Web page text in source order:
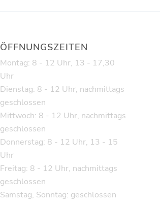
ÖFFNUNGSZEITEN
Montag: 8 - 12 Uhr, 13 - 17,30
Uhr
Dienstag: 8 - 12 Uhr, nachmittags
geschlossen
Mittwoch: 8 - 12 Uhr, nachmittags
geschlossen
Donnerstag: 8 - 12 Uhr, 13 - 15
Uhr
Freitag: 8 - 12 Uhr, nachmittags
geschlossen
Samstag, Sonntag: geschlossen